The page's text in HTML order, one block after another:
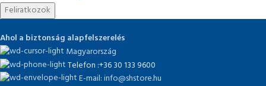
Ahol a biztonság alapfelszerelés
Magyarország
Telefon :+36 30 133 9600
E-mail: info@shstore.hu